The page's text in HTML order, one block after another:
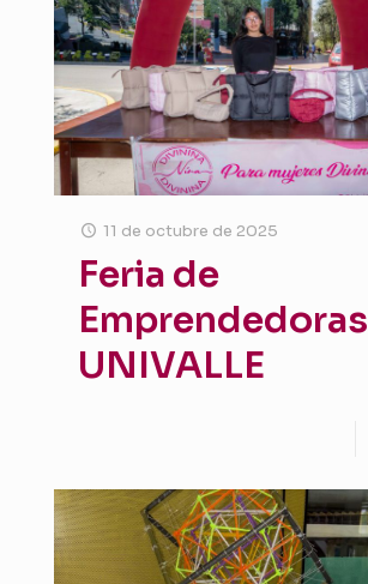
11 de octubre de 2025
Feria de
Emprendedoras
UNIVALLE